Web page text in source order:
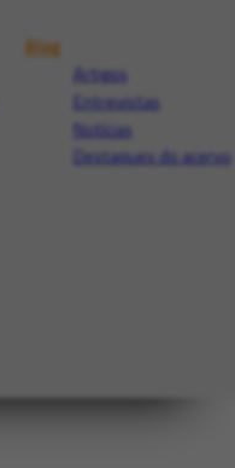
Blog
Artigos
Entrevistas
Notícias
Destaques do acervo